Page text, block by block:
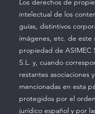
Los derechos de
intelectual de los
guías, distintivos
imágenes, etc. de este
propiedad de ASIMEC
S.L. y, cuando
restantes asociaciones
mencionadas en esta
protegidos por el
jurídico español y por